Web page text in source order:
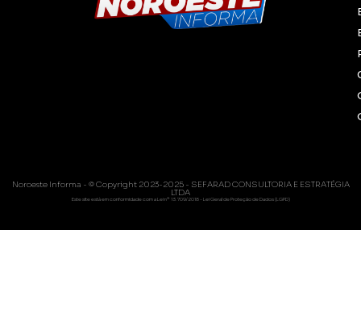
Noroeste Informa - © Copyright 2023-2025 - SEFARAD CONSULTORIA E ESTRATÉGIA
LTDA
Este site está em conformidade com a Lei nº 13.709/2018 - Lei Geral de Proteção de Dados (LGPD)